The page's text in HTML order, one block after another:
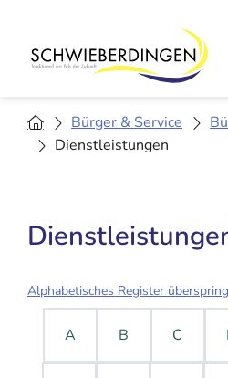
Bürger & Service
Dienstleistungen
Alphabetisches Register
A B C